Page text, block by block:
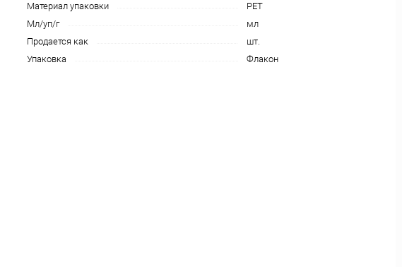
Материал упаковки
PET
Мл/уп/г
мл
Продается как
шт.
Упаковка
Флакон